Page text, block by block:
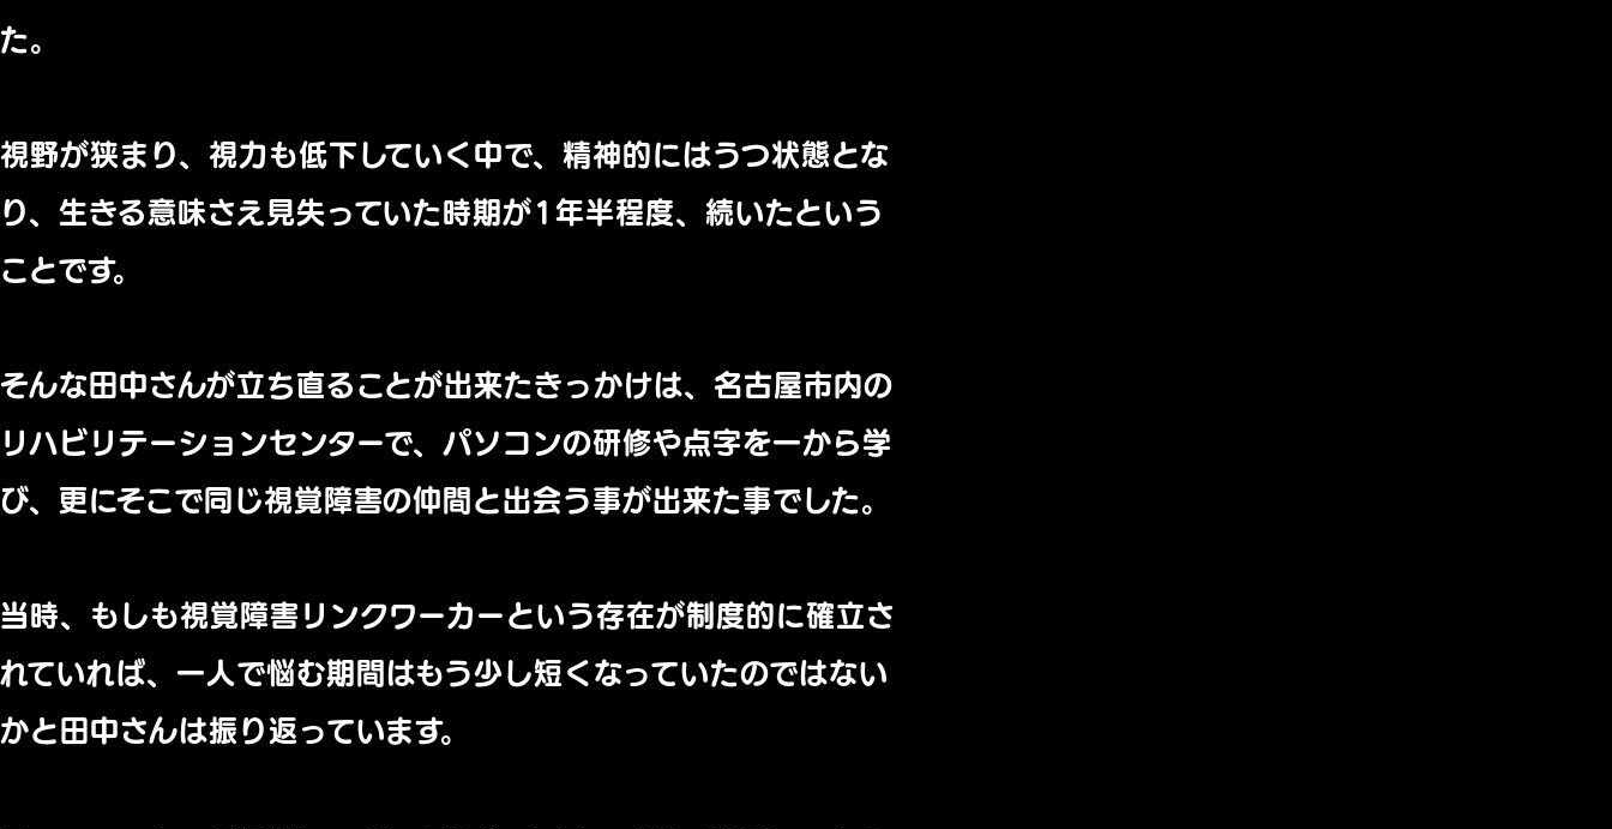
た。
視野が狭まり、視力も低下していく中で、精神的にはうつ状態とな
り、 生きる意味さえ見失っていた時期が1年半程度、続いたという
ことです。
そんな田中さんが立ち直ることが出来たきっかけは、 名古屋市内の
リハビリテーションセンターで、 パソコンの研修や点字を一から学
び、 更にそこで同じ視覚障害の仲間と出会う事が出来た事でした。
当時、 もしも視覚障害リンクワーカーという存在が制度的に確立さ
れていれば、 一人で悩む期間はもう少し短くなっていたのではない
かと田中さんは振り返っています。